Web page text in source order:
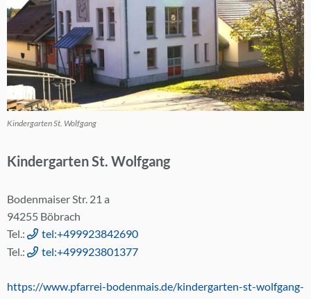
Kindergarten St. Wolfgang
Kindergarten St. Wolfgang
Bodenmaiser Str. 21 a
94255 Böbrach
Tel.:
tel:+499923842690
Tel.:
tel:+499923801377
https://www.pfarrei-bodenmais.de/kindergarten-st-wolfgang-